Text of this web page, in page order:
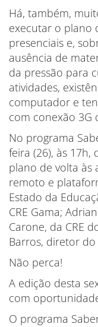
Há, também,
executar o plano
presenciais e,
ausência de
da pressão para
atividades,
computador e
com conexão 3G
No programa
feira (26), às 17h,
plano de volta às
remoto e
Estado da
CRE Gama;
Carone, da CRE
Barros, diretor do
Não perca!
A edição desta
com
O programa